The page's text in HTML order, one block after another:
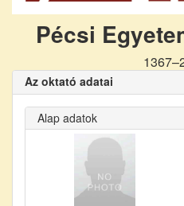
Pécsi
Az oktató adatai
Alap adatok